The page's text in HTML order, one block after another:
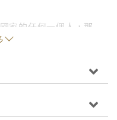
家的任何一個人，那
這樣保守的回教國